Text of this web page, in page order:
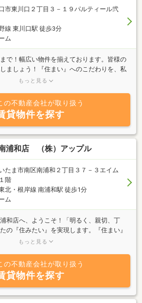
市東川口２丁目３－１９パルティール弐
線 東川口駅 徒歩3分
ム
で！幅広い物件を揃えております。皆様の
ましょう！『住まい』へのこだわりを、私
。是非、地域物件取扱いNo.１の『アパマ
おります。
もっと見る
の不動産会社が取り扱う
貸物件を探す
浦和店 （株）アップル
たま市南区南浦和２丁目３７－３エイム
階
北・根岸線 南浦和駅 徒歩1分
ム
和店へ、ようこそ！「明るく、親切、丁
の『住みたい』を実現します。『住まい』
ンショップ南浦和店で探してくださいね。
浜東北線・武蔵野線が乗り入れる、『南浦
』にあります。得意エリアは『南浦和駅周
ま市南区全域＋『武蔵野線東浦和駅周辺』
します。初めての一人暮らしから、何回も
勤族のご家族（ファミリー）まで、アパー
もっと見る
の不動産会社が取り扱う
貸物件を探す